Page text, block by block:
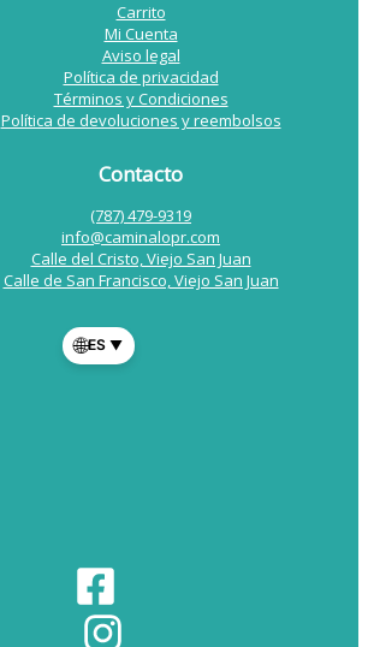
Carrito
Mi Cuenta
Aviso legal
Política de privacidad
Términos y Condiciones
Política de devoluciones y reembolsos
Contacto
(787) 479-9319
info@caminalopr.com
Calle del Cristo, Viejo San Juan
Calle de San Francisco, Viejo San Juan
🌐ES ▼